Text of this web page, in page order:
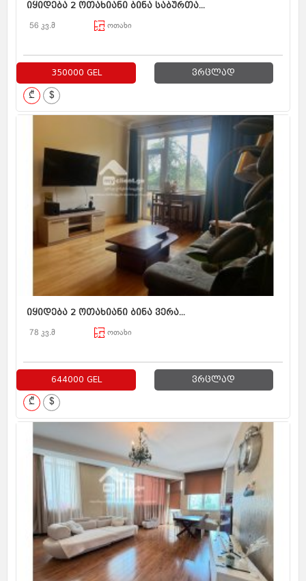
იყიდება 2 ოთახიანი ბინა საბურთა...
56 კვ.მ ოთახი
350000 GEL ვრცლად
₾ $
იყიდება 2 ოთახიანი ბინა ვერა...
78 კვ.მ ოთახი
644000 GEL ვრცლად
₾ $